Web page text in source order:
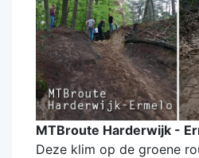
MTBroute Harderwijk -
Deze klim op de groene